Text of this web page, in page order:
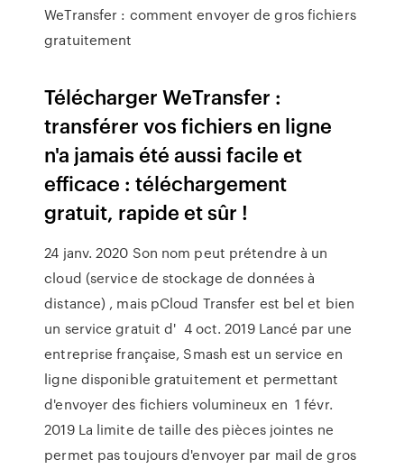
WeTransfer : comment envoyer de gros fichiers
gratuitement
Télécharger WeTransfer :
transférer vos fichiers en ligne
n'a jamais été aussi facile et
efficace : téléchargement
gratuit, rapide et sûr !
24 janv. 2020 Son nom peut prétendre à un
cloud (service de stockage de données à
distance) , mais pCloud Transfer est bel et bien
un service gratuit d' 4 oct. 2019 Lancé par une
entreprise française, Smash est un service en
ligne disponible gratuitement et permettant
d'envoyer des fichiers volumineux en 1 févr.
2019 La limite de taille des pièces jointes ne
permet pas toujours d'envoyer par mail de gros